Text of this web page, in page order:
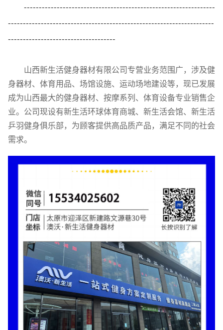
----------------------------------------------------------------
---------------------------------------------------------------------
------------------------------------
山西新生活健身器材有限公司专营业务范围广，涉及健
身器材、体育用品、场馆设施、运动场地建设等，现已发展
成为山西最大的健身器材、按摩系列、体育设备专业销售企
业。公司现设有新生活环球体育商城、新生活会馆、新生活
乒羽健身俱乐部，为顾客提供高品质产品，满足不同的社会
需求。